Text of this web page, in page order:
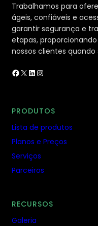
Trabalhamos para
ágeis, confiáveis e
garantir segurança e
etapas,
nossos clientes
Facebook X LinkedIn Instagram
PRODUTOS
Lista de produtos
Planos e Preços
Serviços
Parceiros
RECURSOS
Galeria